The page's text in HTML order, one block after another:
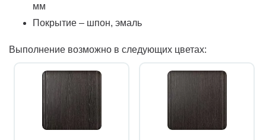
мм
Покрытие – шпон, эмаль
Выполнение возможно в следующих цветах: